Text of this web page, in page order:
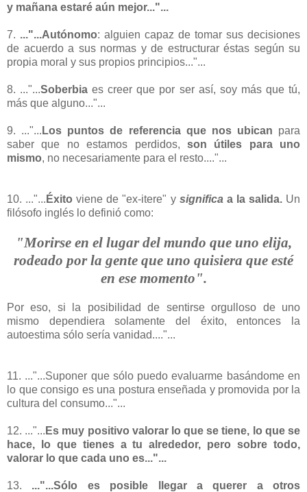
y mañana estaré aún mejor..."...
7. ..."...Autónomo: alguien capaz de tomar sus decisiones
de acuerdo a sus normas y de estructurar éstas según su
propia moral y sus propios principios..."...
8. ..."...Soberbiaes creer que por ser así, soy más que tú,
más que alguno..."...
9. ..."... Los puntos de referencia que nos ubican para
saber que no estamos perdidos, son útiles para uno
mismo, no necesariamente para el resto...."...
10. ..."... Éxito viene de "ex-itere" y significa a la salida. Un
filósofo inglés lo definió como:
"Morirse en el lugar del mundo que uno elija,
rodeado por la gente que uno quisiera que esté
en ese momento".
Por eso, si la posibilidad de sentirse orgulloso de uno
mismo dependiera solamente del éxito, entonces la
autoestima sólo sería vanidad...."...
11. ..."...Suponer que sólo puedo evaluarme basándome en
lo que consigo es una postura enseñada y promovida por la
cultura del consumo..."...
12. ..."... Es muy positivo valorar lo que se tiene, lo que se
hace, lo que tienes a tu alrededor, pero sobre todo,
valorar lo que cada uno es..."...
13. ..."...Sólo es posible llegar a querer a otros